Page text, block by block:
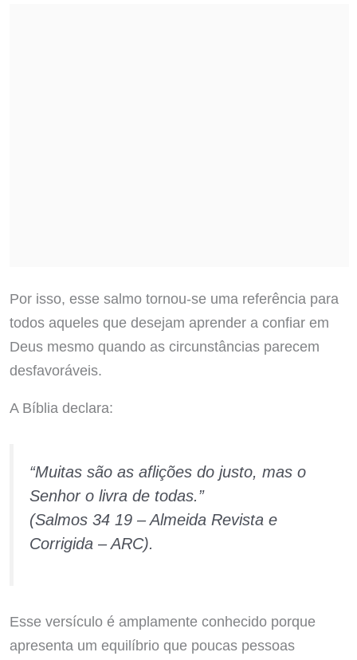
Por isso, esse salmo tornou-se uma referência para
todos aqueles que desejam aprender a confiar em
Deus mesmo quando as circunstâncias parecem
desfavoráveis.
A Bíblia declara:
“Muitas são as aflições do justo, mas o
Senhor o livra de todas.”
(Salmos 34 19 – Almeida Revista e
Corrigida – ARC).
Esse versículo é amplamente conhecido porque
apresenta um equilíbrio que poucas pessoas